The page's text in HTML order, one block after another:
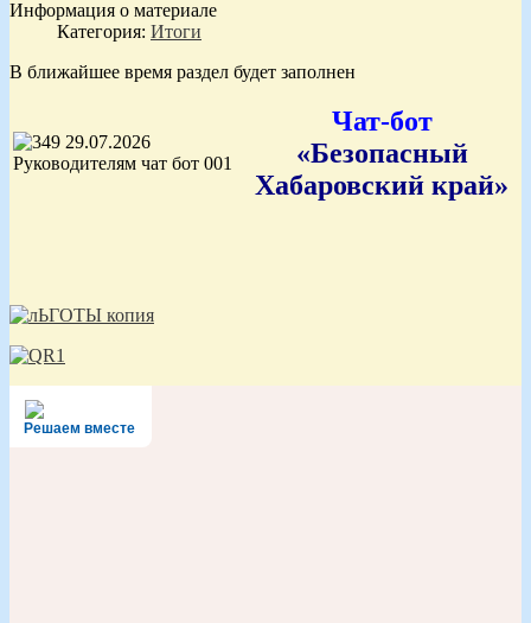
Информация о материале
Категория: Итоги
В ближайшее время раздел будет заполнен
Чат-бот
«Безопасный
Хабаровский край»
Решаем вместе